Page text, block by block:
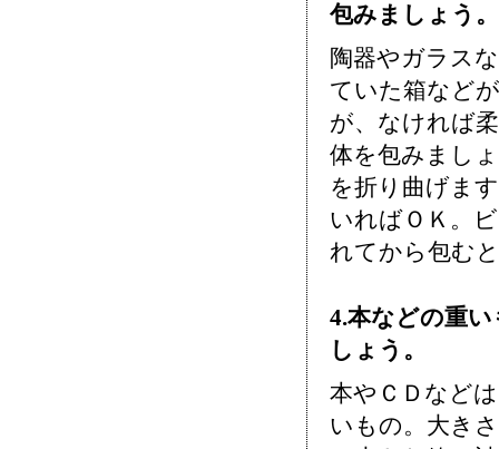
包みましょう。
陶器やガラス
ていた箱など
が、なければ
体を包みまし
を折り曲げま
いればＯＫ。
れてから包む
4.本などの重
しょう。
本やＣＤなど
いもの。大き